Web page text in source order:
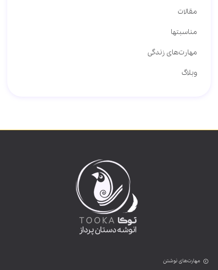
مقالات
مناسبتها
مهارت‌های زندگی
وبلاگ
مهارت‌های نوشتن